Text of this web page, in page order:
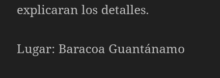
explicaran los detalles.
Lugar: Baracoa Guantánamo